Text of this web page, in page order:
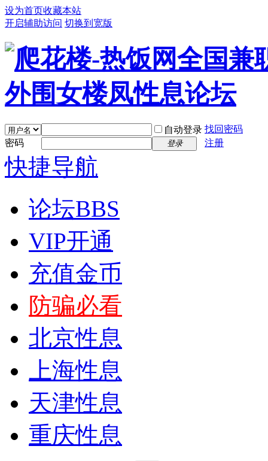
设为首页收藏本站
开启辅助访问 切换到宽版
自动登录 找回密码
密码
登录 注册
快捷导航
论坛BBS
VIP开通
充值金币
防骗必看
北京性息
上海性息
天津性息
重庆性息